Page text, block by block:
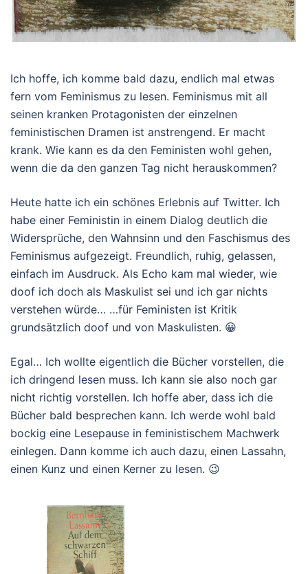
Ich hoffe, ich komme bald dazu, endlich mal etwas
fern vom Feminismus zu lesen. Feminismus mit all
seinen kranken Protagonisten der einzelnen
feministischen Dramen ist anstrengend. Er macht
krank. Wie kann es da den Feministen wohl gehen,
wenn die da den ganzen Tag nicht herauskommen?
Heute hatte ich ein schönes Erlebnis auf Twitter. Ich
habe einer Feministin in einem Dialog deutlich die
Widersprüche, den Wahnsinn und den Faschismus des
Feminismus aufgezeigt. Freundlich, ruhig, gelassen,
einfach im Ausdruck. Als Echo kam mal wieder, wie
doof ich doch als Maskulist sei und ich gar nichts
verstehen würde… …für Feministen ist Kritik
grundsätzlich doof und von Maskulisten. 😀
Egal… Ich wollte eigentlich die Bücher vorstellen, die
ich dringend lesen muss. Ich kann sie also noch gar
nicht richtig vorstellen. Ich hoffe aber, dass ich die
Bücher bald besprechen kann. Ich werde wohl bald
bockig eine Lesepause in feministischem Machwerk
einlegen. Dann komme ich auch dazu, einen Lassahn,
einen Kunz und einen Kerner zu lesen. 😉